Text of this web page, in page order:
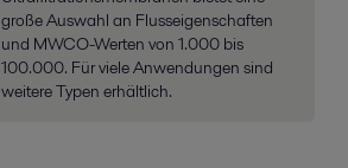
große Auswahl an Flusseigenschaften
und MWCO-Werten von 1.000 bis
100.000. Für viele Anwendungen sind
weitere Typen erhältlich.